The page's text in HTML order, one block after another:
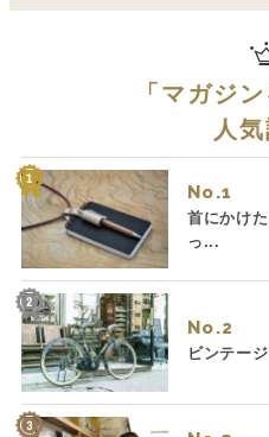
「 マガジ
人
No.
首にかけ
っ...
No.
ビンテー